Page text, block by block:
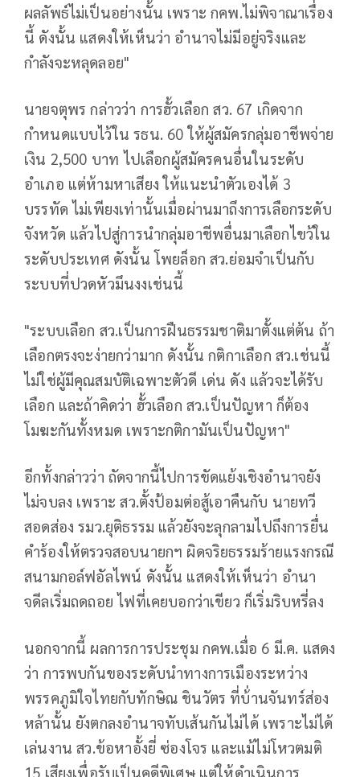
ผลลัพธ์ไม่เป็นอย่างนั้น เพราะ กคพ.ไม่พิจาณาเรื่อง
นี้ ดังนั้น แสดงให้เห็นว่า อำนาจไม่มีอยู่จริงและ
กำลังจะหลุดลอย"
นายจตุพร กล่าวว่า การฮั้วเลือก สว. 67 เกิดจาก
กำหนดแบบไว้ใน รธน. 60 ให้ผู้สมัครกลุ่มอาชีพจ่าย
เงิน 2,500 บาท ไปเลือกผู้สมัครคนอื่นในระดับ
อำเภอ แต่ห้ามหาเสียง ให้แนะนำตัวเองได้ 3
บรรทัด ไม่เพียงเท่านั้นเมื่อผ่านมาถึงการเลือกระดับ
จังหวัด แล้วไปสู่การนำกลุ่มอาชีพอื่นมาเลือกไขว้ใน
ระดับประเทศ ดังนั้น โพยล็อก สว.ย่อมจำเป็นกับ
ระบบที่ปวดหัวมึนงงเช่นนี้
"ระบบเลือก สว.เป็นการฝืนธรรมชาติมาตั้งแต่ต้น ถ้า
เลือกตรงจะง่ายกว่ามาก ดังนั้น กติกาเลือก สว.เช่นนี้
ไม่ใช่ผู้มีคุณสมบัติเฉพาะตัวดี เด่น ดัง แล้วจะได้รับ
เลือก และถ้าคิดว่า ฮั้วเลือก สว.เป็นปัญหา ก็ต้อง
โมฆะกันทั้งหมด เพราะกติกามันเป็นปัญหา"
อีกทั้งกล่าวว่า ถัดจากนี้ไปการขัดแย้งเชิงอำนาจยัง
ไม่จบลง เพราะ สว.ตั้งป้อมต่อสู้เอาคืนกับ นายทวี
สอดส่อง รมว.ยุติธรรม แล้วยังจะลุกลามไปถึงการยื่น
คำร้องให้ตรวจสอบนายกฯ ผิดจริยธรรมร้ายแรงกรณี
สนามกอล์ฟอัลไพน์ ดังนั้น แสดงให้เห็นว่า อำนา
จดีลเริ่มถดถอย ไฟที่เคยบอกว่าเขียว ก็เริ่มริบหรี่ลง
นอกจากนี้ ผลการการประชุม กคพ.เมื่อ 6 มี.ค. แสดง
ว่า การพบกันของระดับนำทางการเมืองระหว่าง
พรรคภูมิใจไทยกับทักษิณ ชินวัตร ที่บ้่านจันทร์ส่อง
หล้านั้น ยังตกลงอำนาจทับเส้นกันไม่ได้ เพราะไม่ได้
เล่นงาน สว.ข้อหาอั้งยี่ ซ่องโจร และแม้ไม่โหวตมติ
15 เสียงเพื่อรับเป็นคดีพิเศษ แต่ให้ดำเนินการ